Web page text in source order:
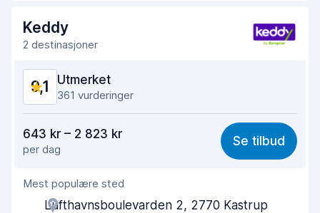
Tid brukt på levering 9,3
Bilens renslighet
Bilens tilstand
Keddy
2 destinasjoner
9,1 Utmerket
361 vurderinger
9,0
Enkel å finne 8,9
Hjelp og service
643 kr – 2 823 kr
per dag
Se tilbud
Mest populære sted
Lufthavnsboulevarden 2, 2770 Kastrup